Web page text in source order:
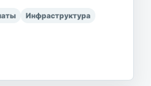
Инфраструктура